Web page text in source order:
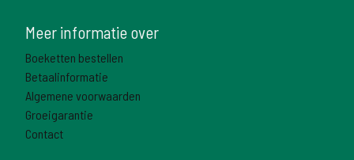
Meer informatie over
Boeketten bestellen
Betaalinformatie
Algemene voorwaarden
Groeigarantie
Contact